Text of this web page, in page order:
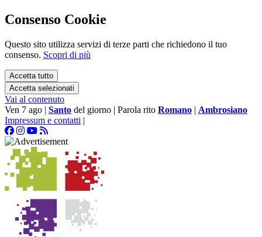
Consenso Cookie
Questo sito utilizza servizi di terze parti che richiedono il tuo
consenso. Scopri di più
Accetta tutto
Accetta selezionati
Vai al contenuto
Ven 7 ago | Santo del giorno | Parola rito Romano | Ambrosiano
Impressum e contatti |